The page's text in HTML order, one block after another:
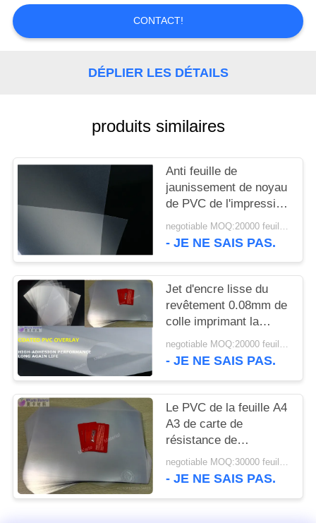
LA
QUALITÉ
DEMANDEZ
UN DEVIS
PLAN
DU
SITE
PRIVACY
POLICY
CONTACT!
DÉPLIER LES DÉTAILS
produits similaires
Anti feuille de
jaunissement de noyau
de PVC de l'impression
offset 6,0 N/Cm
negotiable MOQ:20000 feuilles ou 2 tonnes
- JE NE SAIS PAS.
Jet d'encre lisse du
revêtement 0.08mm de
colle imprimant la
feuille de PVC
negotiable MOQ:20000 feuilles ou 2 tonnes
- JE NE SAIS PAS.
Le PVC de la feuille A4
A3 de carte de
résistance de
déformation a enduit le
recouvrement
negotiable MOQ:30000 feuilles ou 2 tonnes
- JE NE SAIS PAS.